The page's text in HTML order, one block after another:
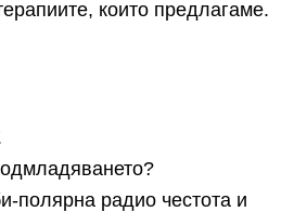
които предлагаме.
полярна радио честота и